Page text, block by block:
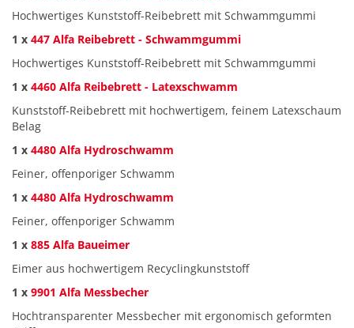
Hochwertiges Kunststoff-Reibebrett mit Schwammgummi
1 x 447 Alfa Reibebrett - Schwammgummi
Hochwertiges Kunststoff-Reibebrett mit Schwammgummi
1 x 4460 Alfa Reibebrett - Latexschwamm
Kunststoff-Reibebrett mit hochwertigem, feinem Latexschaum
Belag
1 x 4480 Alfa Hydroschwamm
Feiner, offenporiger Schwamm
1 x 4480 Alfa Hydroschwamm
Feiner, offenporiger Schwamm
1 x 885 Alfa Baueimer
Eimer aus hochwertigem Recyclingkunststoff
1 x 9901 Alfa Messbecher
Hochtransparenter Messbecher mit ergonomisch geformten